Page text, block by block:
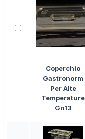
Coperchio
Gastronorm
Per Alte
Temperature
Gn13